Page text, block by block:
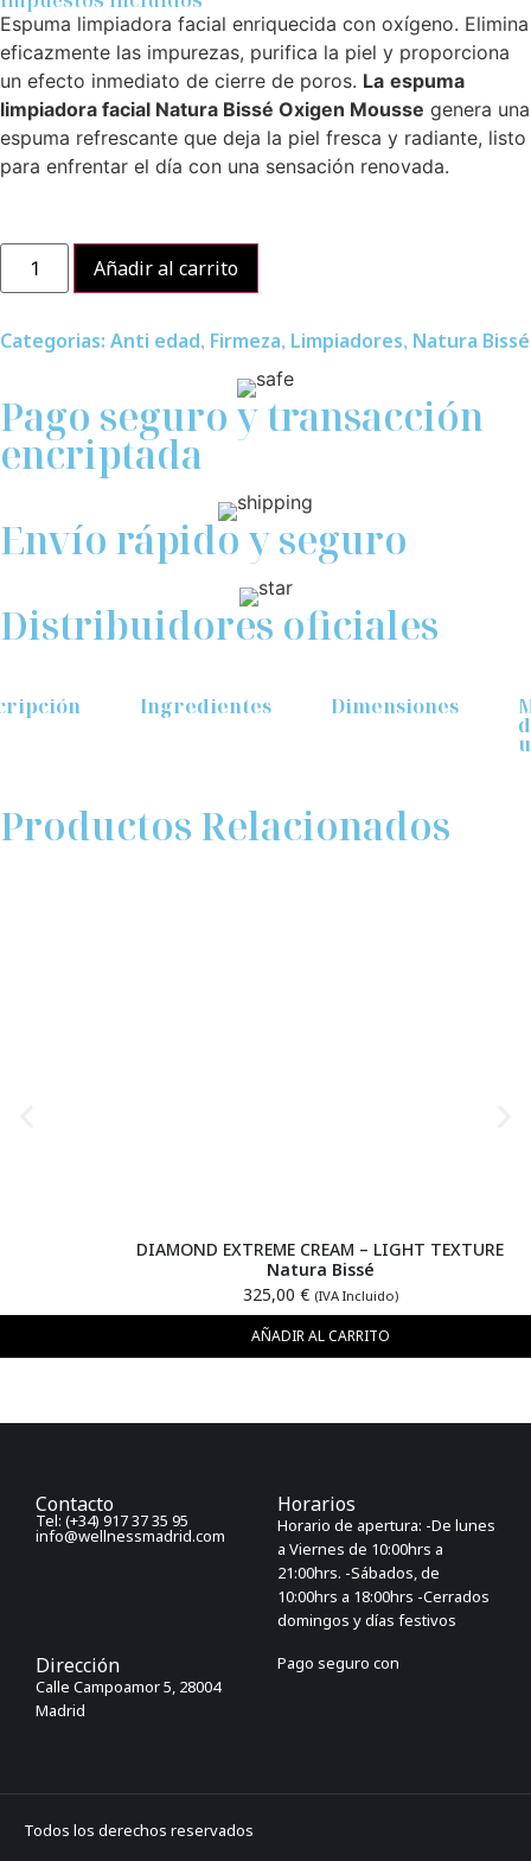
Espuma limpiadora facial enriquecida con oxígeno. Elimina
eficazmente las impurezas, purifica la piel y proporciona
un efecto inmediato de cierre de poros. La espuma
limpiadora facial Natura Bissé Oxigen Mousse genera una
espuma refrescante que deja la piel fresca y radiante, listo
para enfrentar el día con una sensación renovada.
Añadir al carrito
Categorias: Anti edad, Firmeza, Limpiadores, Natura Bissé
Pago seguro y transacción
encriptada
Envío rápido y seguro
Distribuidores oficiales
Ingredientes Dimensiones
Productos Relacionados
DIAMOND EXTREME CREAM – LIGHT TEXTURE
Natura Bissé
325,00 € (IVA Incluido)
AÑADIR AL CARRITO
Contacto
Tel: (+34) 917 37 35 95
info@wellnessmadrid.com
Horarios
Horario de apertura: -De lunes
a Viernes de 10:00hrs a
21:00hrs. -Sábados, de
10:00hrs a 18:00hrs -Cerrados
domingos y días festivos
Dirección
Calle Campoamor 5, 28004
Madrid
Pago seguro con
Todos los derechos reservados